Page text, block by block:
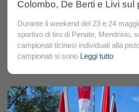
Colombo, De Berti e Livi sul
Durante il weekend del 23 e 24
sportivo di tiro di Penate, Mendrisio,
campionati ticinesi individuali alla
campionati si sono Leggi tutto